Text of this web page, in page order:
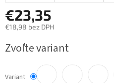
€23,35
€18,98 bez DPH
cena:
Zvoľte variant
Variant